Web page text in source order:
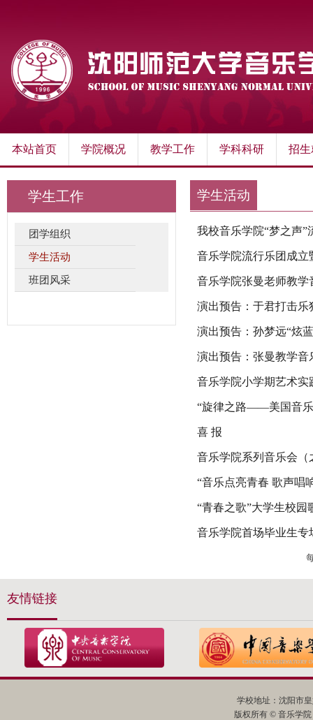
本站首页 学院概况 教学工作 学科科研 招
学生工作
团学组织
学生活动
班团风采
学生活动
我校音乐学院“梦之声
音乐学院流行乐团成立
音乐学院张曼老师教学
演出预告：于君打击乐
演出预告：孙梦远“炫
演出预告：张曼教学音
音乐学院小学期艺术实
“旋律之路——美国音乐
喜 报
音乐学院系列音乐会
“音乐点亮青春 歌声唱
“青春之歌”大学生校园
音乐学院首场毕业生专
友情链接
学校地址：沈阳市
版权所有 © 音乐学院